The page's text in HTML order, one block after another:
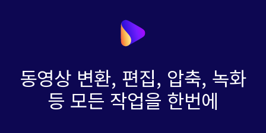
동영상 변환, 편집, 압축, 녹화
등 모든 작업을 한번에